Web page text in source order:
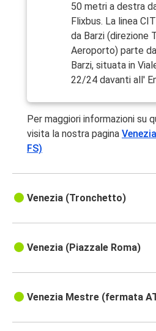
50 metri a destra
Flixbus. La linea
da Barzi (direzione
Aeroporto) parte
Barzi, situata in
22/24 davanti all'
Per maggiori informazioni su
visita la nostra pagina
FS)
Venezia (Tronchetto)
Venezia (Piazzale Roma)
Venezia Mestre (fermata